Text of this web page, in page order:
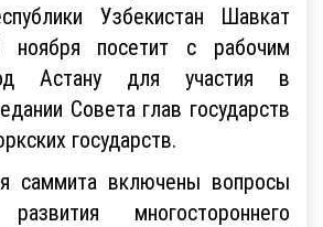
Узбекистан Шавкат
ноября посетит с рабочим
Астану для участия в
Совета глав государств
государств.
саммита включены вопросы
многостороннего